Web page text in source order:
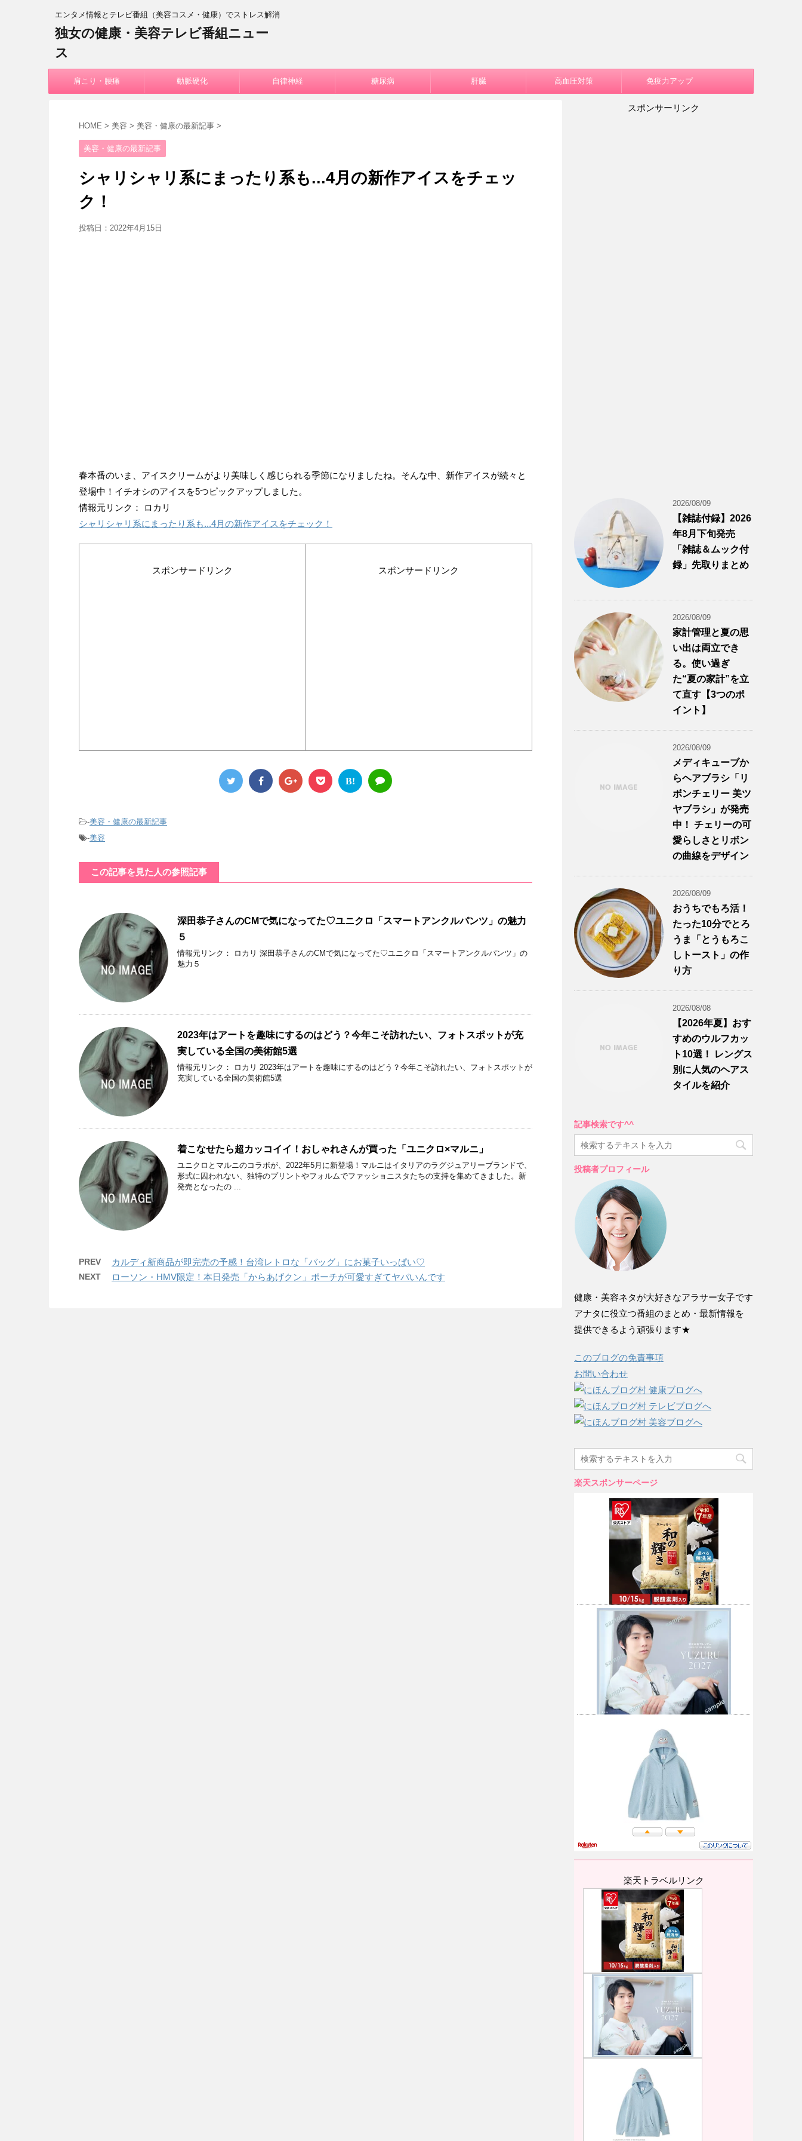
エンタメ情報とテレビ番組（美容コスメ・健康）でストレス解消
独女の健康・美容テレビ番組ニュー
ス
肩こり・腰痛 動脈硬化 自律神経 糖尿病 肝臓 高血圧対策 免疫力アップ
HOME > 美容 > 美容・健康の最新記事 >
美容・健康の最新記事
シャリシャリ系にまったり系も...4月の新作アイスをチェッ
ク！
投稿日： 2022年4月15日
春本番のいま、アイスクリームがより美味しく感じられる季節になりましたね。そんな中、新作アイスが続々と
登場中！イチオシのアイスを5つピックアップしました。
情報元リンク： ロカリ
シャリシャリ系にまったり系も...4月の新作アイスをチェック！
スポンサードリンク スポンサードリンク
B!
-美容・健康の最新記事
-美容
この記事を見た人の参照記事
深田恭子さんのCMで気になってた♡ユニクロ「スマートアンクルパンツ」の魅力
５
情報元リンク： ロカリ 深田恭子さんのCMで気になってた♡ユニクロ「スマートアンクルパンツ」の
魅力５
2023年はアートを趣味にするのはどう？今年こそ訪れたい、フォトスポットが充
実している全国の美術館5選
情報元リンク： ロカリ 2023年はアートを趣味にするのはどう？今年こそ訪れたい、フォトスポットが
充実している全国の美術館5選
着こなせたら超カッコイイ！おしゃれさんが買った「ユニクロ×マルニ」
ユニクロとマルニのコラボが、2022年5月に新登場！マルニはイタリアのラグジュアリーブランドで、
形式に囚われない、独特のプリントやフォルムでファッショニスタたちの支持を集めてきました。新
発売となったの ...
PREV カルディ新商品が即完売の予感！台湾レトロな「バッグ」にお菓子いっぱい♡
NEXT ローソン・HMV限定！本日発売「からあげクン」ポーチが可愛すぎてヤバいんです
スポンサーリンク
2026/08/09
【雑誌付録】2026
年8月下旬発売
「雑誌＆ムック付
録」先取りまとめ
2026/08/09
家計管理と夏の思
い出は両立でき
る。使い過ぎ
た“夏の家計”を立
て直す【3つのポ
イント】
2026/08/09
メディキューブか
らヘアブラシ「リ
ボンチェリー 美ツ
ヤブラシ」が発売
中！ チェリーの可
愛らしさとリボン
の曲線をデザイン
2026/08/09
おうちでもろ活！
たった10分でとろ
うま「とうもろこ
しトースト」の作
り方
2026/08/08
【2026年夏】おす
すめのウルフカッ
ト10選！ レングス
別に人気のヘアス
タイルを紹介
記事検索です^^
投稿者プロフィール
健康・美容ネタが大好きなアラサー女子です
アナタに役立つ番組のまとめ・最新情報を
提供できるよう頑張ります★
このブログの免責事項
お問い合わせ
楽天スポンサーページ
楽天トラベルリンク